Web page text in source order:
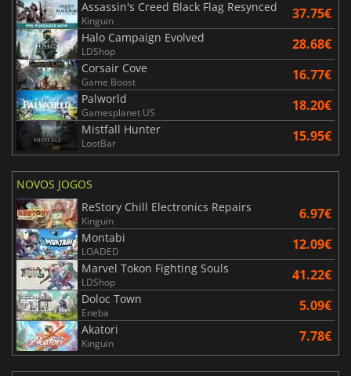
Assassin's Creed Black Flag Resynced
Kinguin 37.75€
Halo Campaign Evolved
LDShop 28.68€
Corsair Cove
Game Boost 16.77€
Palworld
Gamesplanet US 18.20€
Mistfall Hunter
LootBar 15.95€
NOVOS JOGOS
ReStory Chill Electronics Repairs
Kinguin 6.97€
Montabi
LOADED 12.09€
Marvel Tokon Fighting Souls
LDShop 41.22€
Doloc Town
Eneba 5.09€
Akatori
Kinguin 7.78€